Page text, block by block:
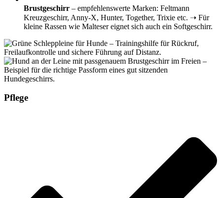
Brustgeschirr – empfehlenswerte Marken: Feltmann
Kreuzgeschirr, Anny-X, Hunter, Together, Trixie etc. ➝ Für
kleine Rassen wie Malteser eignet sich auch ein Softgeschirr.
Pflege